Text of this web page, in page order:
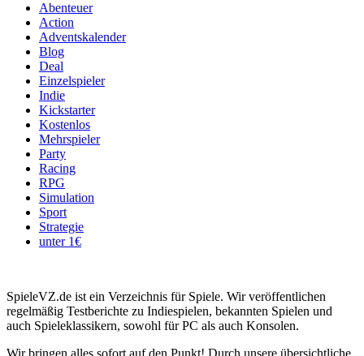
Abenteuer
Action
Adventskalender
Blog
Deal
Einzelspieler
Indie
Kickstarter
Kostenlos
Mehrspieler
Party
Racing
RPG
Simulation
Sport
Strategie
unter 1€
SpieleVZ.de ist ein Verzeichnis für Spiele. Wir veröffentlichen
regelmäßig Testberichte zu Indiespielen, bekannten Spielen und
auch Spieleklassikern, sowohl für PC als auch Konsolen.